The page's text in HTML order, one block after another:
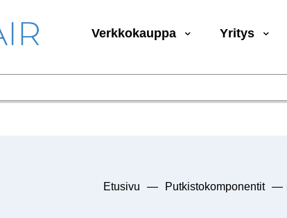
Verkkokauppa Yritys
Etusivu — Putkistokomponentit —